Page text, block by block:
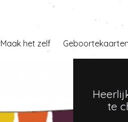
Maak het zelf Geboortekaarten
te